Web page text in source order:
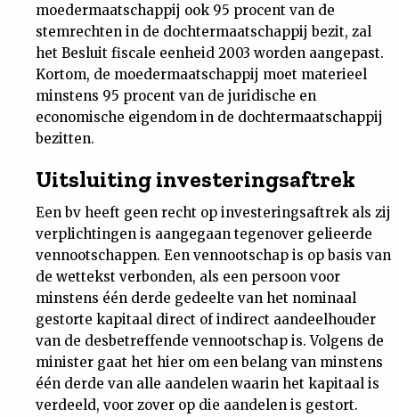
moedermaatschappij ook 95 procent van de
stemrechten in de dochtermaatschappij bezit, zal
het Besluit fiscale eenheid 2003 worden aangepast.
Kortom, de moedermaatschappij moet materieel
minstens 95 procent van de juridische en
economische eigendom in de dochtermaatschappij
bezitten.
Uitsluiting investeringsaftrek
Een bv heeft geen recht op investeringsaftrek als zij
verplichtingen is aangegaan tegenover gelieerde
vennootschappen. Een vennootschap is op basis van
de wettekst verbonden, als een persoon voor
minstens één derde gedeelte van het nominaal
gestorte kapitaal direct of indirect aandeelhouder
van de desbetreffende vennootschap is. Volgens de
minister gaat het hier om een belang van minstens
één derde van alle aandelen waarin het kapitaal is
verdeeld, voor zover op die aandelen is gestort.